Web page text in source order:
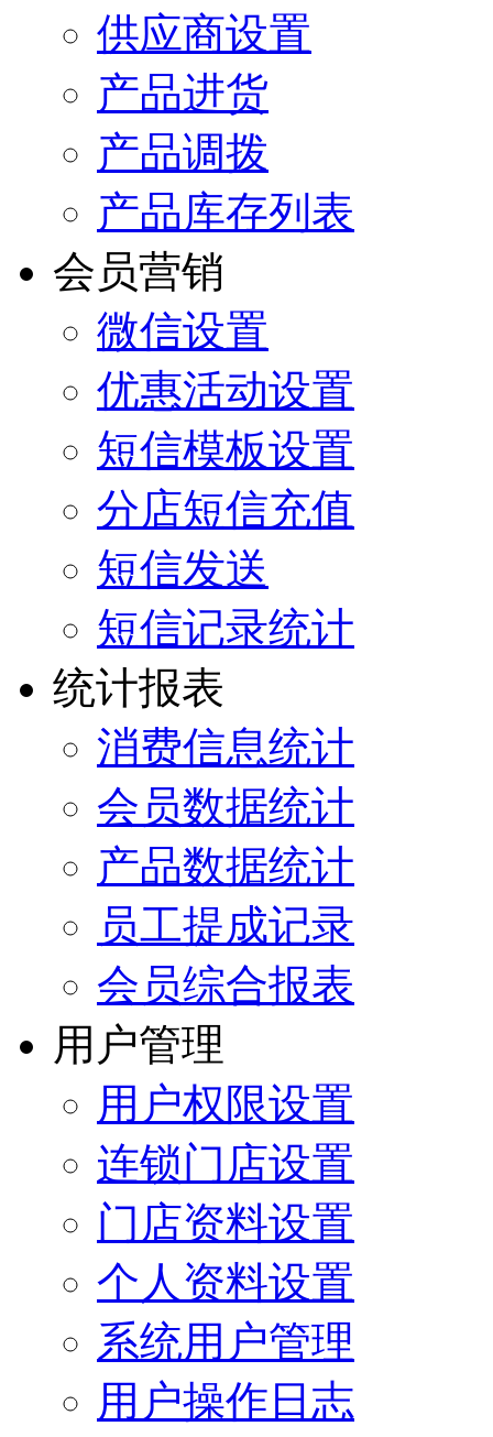
供应商设置
产品进货
产品调拨
产品库存列表
会员营销
微信设置
优惠活动设置
短信模板设置
分店短信充值
短信发送
短信记录统计
统计报表
消费信息统计
会员数据统计
产品数据统计
员工提成记录
会员综合报表
用户管理
用户权限设置
连锁门店设置
门店资料设置
个人资料设置
系统用户管理
用户操作日志